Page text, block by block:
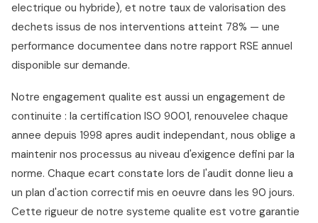
electrique ou hybride), et notre taux de valorisation des
dechets issus de nos interventions atteint 78% — une
performance documentee dans notre rapport RSE annuel
disponible sur demande.
Notre engagement qualite est aussi un engagement de
continuite : la certification ISO 9001, renouvelee chaque
annee depuis 1998 apres audit independant, nous oblige a
maintenir nos processus au niveau d'exigence defini par la
norme. Chaque ecart constate lors de l'audit donne lieu a
un plan d'action correctif mis en oeuvre dans les 90 jours.
Cette rigueur de notre systeme qualite est votre garantie